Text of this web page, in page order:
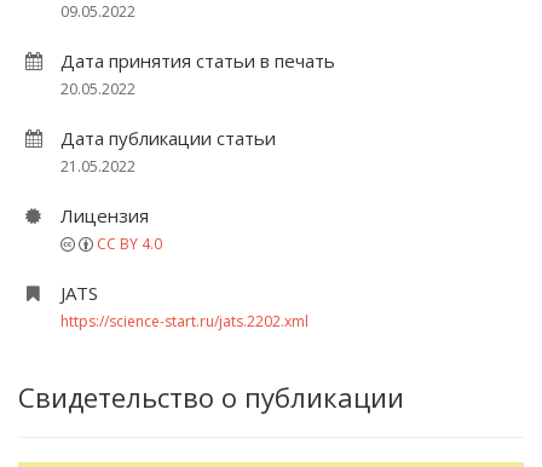
09.05.2022
Дата принятия статьи в печать
20.05.2022
Дата публикации статьи
21.05.2022
Лицензия
CC BY 4.0
JATS
https://science-start.ru/jats.2202.xml
Свидетельство о публикации